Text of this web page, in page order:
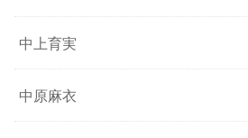
中上育実
中原麻衣